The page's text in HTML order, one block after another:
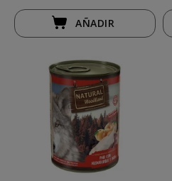
AÑADIR